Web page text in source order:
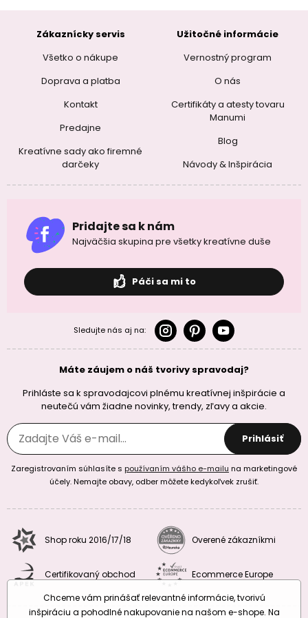
Zákaznícky servis
Všetko o nákupe
Doprava a platba
Kontakt
Predajne
Kreatívne sady ako firemné
darčeky
Užitočné informácie
Vernostný program
O nás
Certifikáty a atesty tovaru
Manumi
Blog
Návody & Inšpirácia
Pridajte sa k nám
Najväčšia skupina pre všetky kreatívne duše
Páči sa mi to
Sledujte nás aj na:
Máte záujem o náš tvorivy spravodaj?
Prihláste sa k spravodajcovi plnému kreatívnej inšpirácie a
neutečú vám žiadne novinky, trendy, zľavy a akcie.
Prihlásiť
Zaregistrovaním súhlasíte s používaním vášho e-mailu na marketingové
účely. Nemajte obavy, odber môžete kedykoľvek zrušiť.
Shop roku 2016/17/18 Overené zákazníkmi
Certifikovaný obchod Ecommerce Europe
Chceme vám prinášať relevantné informácie, tvorivú
inšpiráciu a pohodlné nakupovanie na našom e-shope. Na